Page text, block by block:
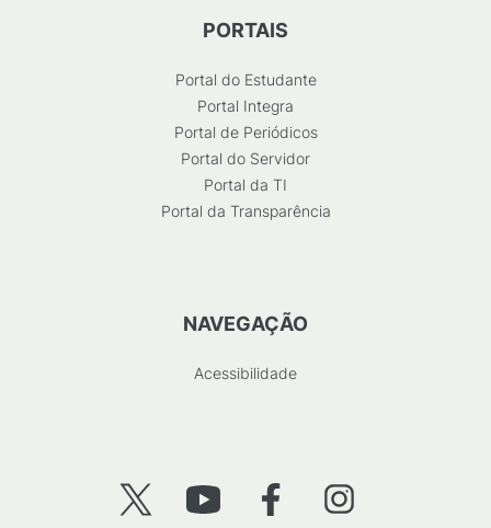
PORTAIS
Portal do Estudante
Portal Integra
Portal de Periódicos
Portal do Servidor
Portal da TI
Portal da Transparência
NAVEGAÇÃO
Acessibilidade